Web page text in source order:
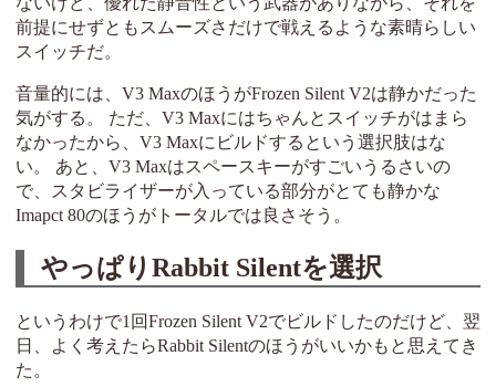
前提にせずともスムーズさだけで戦えるような素晴らしい
スイッチだ。
音量的には、V3 MaxのほうがFrozen Silent V2は静かだった
気がする。 ただ、V3 Maxにはちゃんとスイッチがはまら
なかったから、V3 Maxにビルドするという選択肢はな
い。 あと、V3 Maxはスペースキーがすごいうるさいの
で、スタビライザーが入っている部分がとても静かな
Imapct 80のほうがトータルでは良さそう。
やっぱりRabbit Silentを選択
というわけで1回Frozen Silent V2でビルドしたのだけど、翌
日、よく考えたらRabbit Silentのほうがいいかもと思えてき
た。